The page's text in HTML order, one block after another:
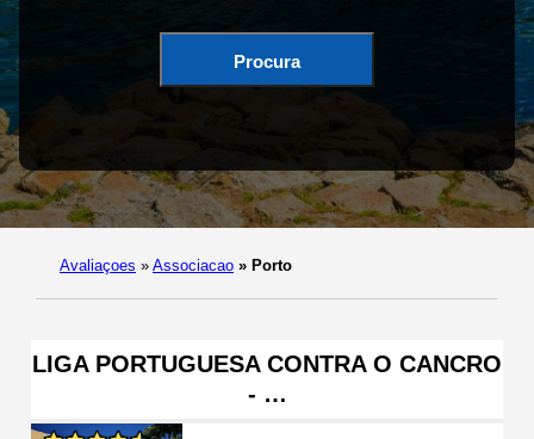
Procura
Avaliaçoes » Associacao » Porto
LIGA PORTUGUESA CONTRA O CANCRO
- …